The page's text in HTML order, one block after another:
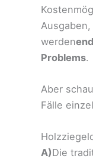
werden
Problems.
Aber
Fälle
A)Die